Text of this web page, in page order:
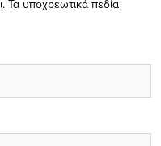
Τα υποχρεωτικά πεδία